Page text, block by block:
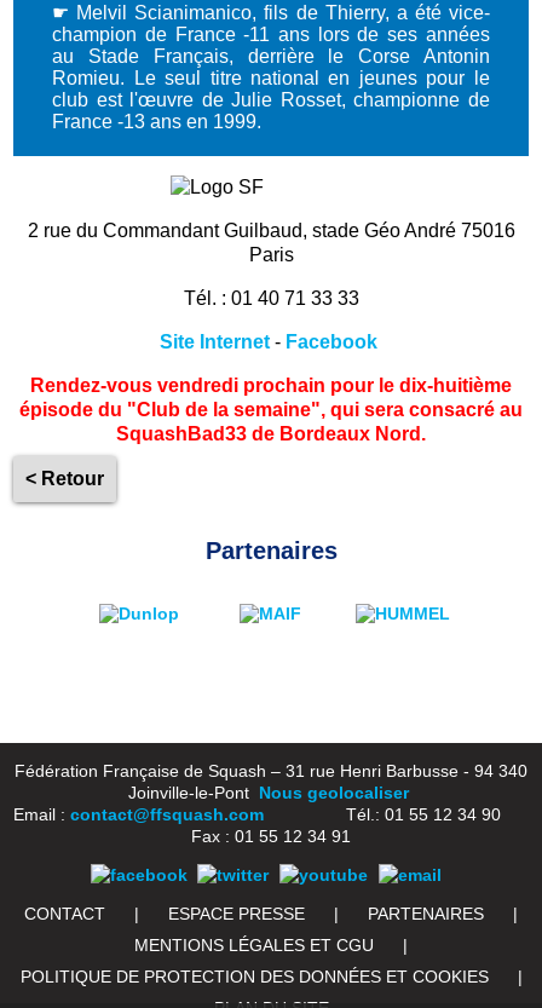
☛ Melvil Scianimanico, fils de Thierry, a été vice-
champion de France -11 ans lors de ses années
au Stade Français, derrière le Corse Antonin
Romieu. Le seul titre national en jeunes pour le
club est l'œuvre de Julie Rosset, championne de
France -13 ans en 1999.
2 rue du Commandant Guilbaud, stade Géo André 75016
Paris
Tél. : 01 40 71 33 33
Site Internet - Facebook
Rendez-vous vendredi prochain pour le dix-huitième
épisode du "Club de la semaine", qui sera consacré au
SquashBad33 de Bordeaux Nord.
< Retour
Partenaires
Fédération Française de Squash – 31 rue Henri Barbusse - 94 340
Joinville-le-Pont Nous geolocaliser
Email : contact@ffsquash.comTél.: 01 55 12 34 90
Fax : 01 55 12 34 91
CONTACT | ESPACE PRESSE | PARTENAIRES
|
MENTIONS LÉGALES ET CGU
|
POLITIQUE DE PROTECTION DES DONNÉES ET COOKIES
|